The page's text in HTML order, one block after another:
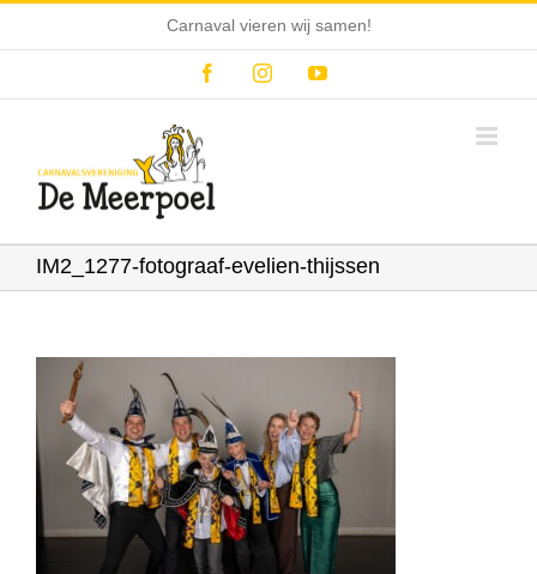
Carnaval vieren wij samen!
FacebookInstagramYouTube
IM2_1277-fotograaf-evelien-thijssen